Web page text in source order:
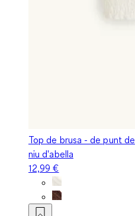
Top de brusa - de punt de
niu d'abella
12,99 €